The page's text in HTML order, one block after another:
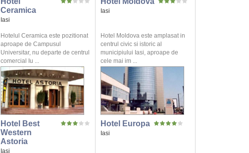
Ceramica
Iasi
Hotelul Ceramica este pozitionat
aproape de Campusul
Universitar, nu departe de centrul
comercial Iu ...
Iasi
Hotel Moldova este amplasat in
centrul civic si istoric al
municipiului Iasi, aproape de
cele mai im ...
Hotel Best
Western
Astoria
Iasi
Hotel Europa
Iasi